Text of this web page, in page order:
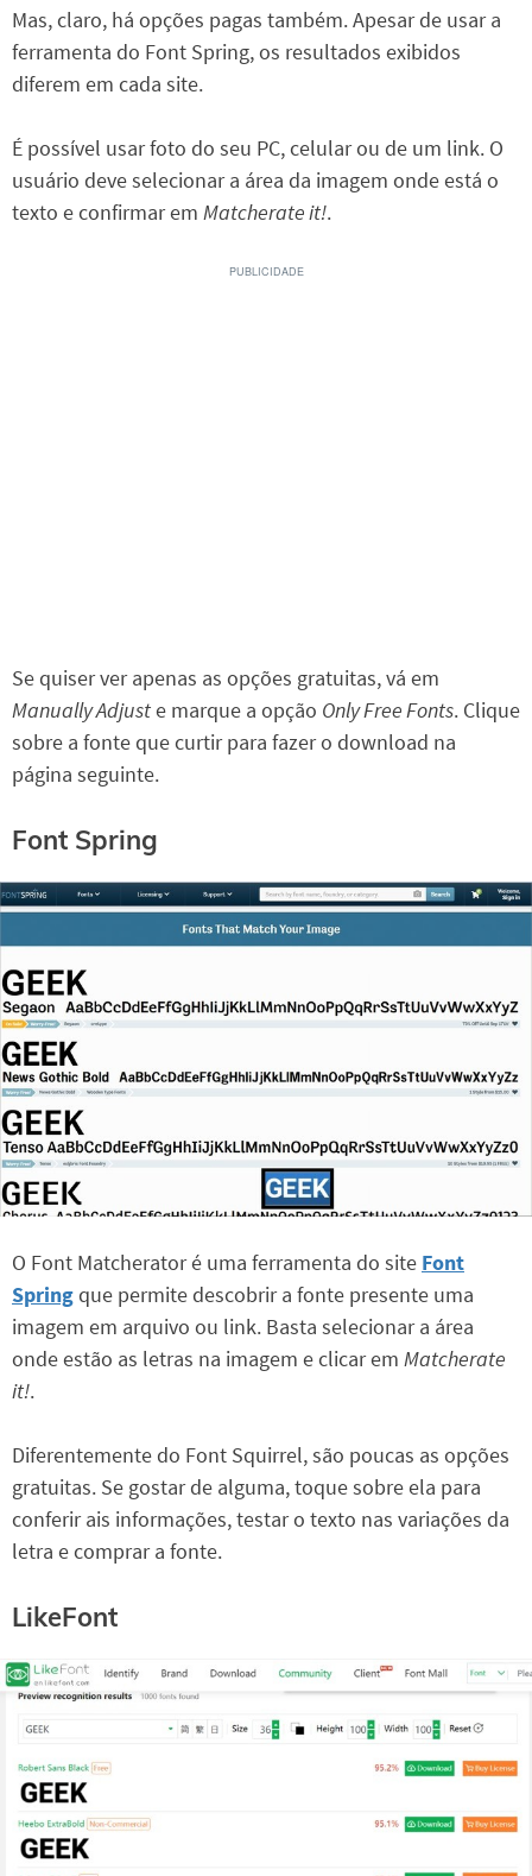
Mas, claro, há opções pagas também. Apesar de usar a
ferramenta do Font Spring, os resultados exibidos
diferem em cada site.
É possível usar foto do seu PC, celular ou de um link. O
usuário deve selecionar a área da imagem onde está o
texto e confirmar em Matcherate it!.
Se quiser ver apenas as opções gratuitas, vá em
Manually Adjuste marque a opção Only Free Fonts. Clique
sobre a fonte que curtir para fazer o download na
página seguinte.
Font Spring
O Font Matcherator é uma ferramenta do site Font
Springque permite descobrir a fonte presente uma
imagem em arquivo ou link. Basta selecionar a área
onde estão as letras na imagem e clicar em Matcherate
it!.
Diferentemente do Font Squirrel, são poucas as opções
gratuitas. Se gostar de alguma, toque sobre ela para
conferir ais informações, testar o texto nas variações da
letra e comprar a fonte.
LikeFont